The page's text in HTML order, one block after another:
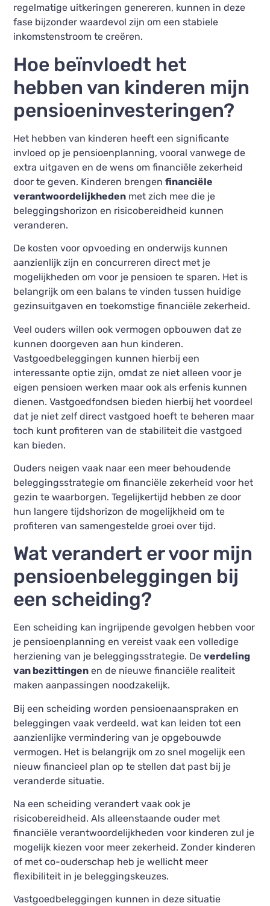
regelmatige uitkeringen genereren, kunnen in deze
fase bijzonder waardevol zijn om een stabiele
inkomstenstroom te creëren.
Hoe beïnvloedt het
hebben van kinderen mijn
pensioeninvesteringen?
Het hebben van kinderen heeft een significante
invloed op je pensioenplanning, vooral vanwege de
extra uitgaven en de wens om financiële zekerheid
door te geven. Kinderen brengenfinanciële
verantwoordelijkheden met zich mee die je
beleggingshorizon en risicobereidheid kunnen
veranderen.
De kosten voor opvoeding en onderwijs kunnen
aanzienlijk zijn en concurreren direct met je
mogelijkheden om voor je pensioen te sparen. Het is
belangrijk om een balans te vinden tussen huidige
gezinsuitgaven en toekomstige financiële zekerheid.
Veel ouders willen ook vermogen opbouwen dat ze
kunnen doorgeven aan hun kinderen.
Vastgoedbeleggingen kunnen hierbij een
interessante optie zijn, omdat ze niet alleen voor je
eigen pensioen werken maar ook als erfenis kunnen
dienen. Vastgoedfondsen bieden hierbij het voordeel
dat je niet zelf direct vastgoed hoeft te beheren maar
toch kunt profiteren van de stabiliteit die vastgoed
kan bieden.
Ouders neigen vaak naar een meer behoudende
beleggingsstrategie om financiële zekerheid voor het
gezin te waarborgen. Tegelijkertijd hebben ze door
hun langere tijdshorizon de mogelijkheid om te
profiteren van samengestelde groei over tijd.
Wat verandert er voor mijn
pensioenbeleggingen bij
een scheiding?
Een scheiding kan ingrijpende gevolgen hebben voor
je pensioenplanning en vereist vaak een volledige
herziening van je beleggingsstrategie. Deverdeling
van bezittingen en de nieuwe financiële realiteit
maken aanpassingen noodzakelijk.
Bij een scheiding worden pensioenaanspraken en
beleggingen vaak verdeeld, wat kan leiden tot een
aanzienlijke vermindering van je opgebouwde
vermogen. Het is belangrijk om zo snel mogelijk een
nieuw financieel plan op te stellen dat past bij je
veranderde situatie.
Na een scheiding verandert vaak ook je
risicobereidheid. Als alleenstaande ouder met
financiële verantwoordelijkheden voor kinderen zul je
mogelijk kiezen voor meer zekerheid. Zonder kinderen
of met co-ouderschap heb je wellicht meer
flexibiliteit in je beleggingskeuzes.
Vastgoedbeleggingen kunnen in deze situatie